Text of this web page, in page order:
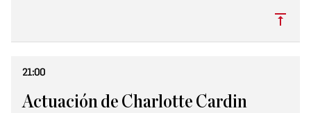
21:00
Actuación de Charlotte Cardin